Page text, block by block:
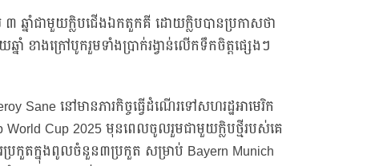
ឆ្នាំជាមួយក្លិបជើងឯកតួកគី ដោយក្លិបបានប្រកាសថា
ាងក្រៅបូករួមទាំងប្រាក់រង្វាន់លើកទឹកចិត្តផ្សេងៗ
Sane នៅមានភារកិច្ចធ្វើដំណើរទៅសហរដ្ឋអាមេរិក
World Cup 2025 មុនពេលចូលរួមជាមួយក្លិបថ្មីរបស់គេ
ប្រកួតក្នុងពូលចំនួន៣ប្រកួត សម្រាប់ Bayern Munich